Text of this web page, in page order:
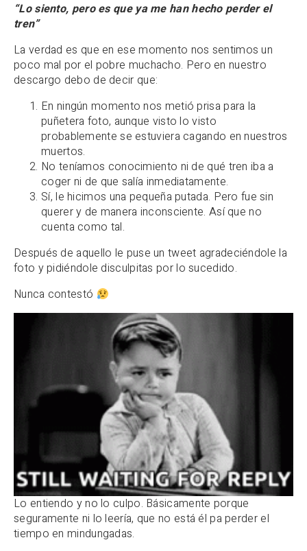
“Lo siento, pero es que ya me han hecho perder el
tren”
La verdad es que en ese momento nos sentimos un
poco mal por el pobre muchacho. Pero en nuestro
descargo debo de decir que:
En ningún momento nos metió prisa para la
puñetera foto, aunque visto lo visto
probablemente se estuviera cagando en nuestros
muertos.
No teníamos conocimiento ni de qué tren iba a
coger ni de que salía inmediatamente.
Sí, le hicimos una pequeña putada. Pero fue sin
querer y de manera inconsciente. Así que no
cuenta como tal.
Después de aquello le puse un tweet agradeciéndole la
foto y pidiéndole disculpitas por lo sucedido.
Nunca contestó
Lo entiendo y no lo culpo. Básicamente porque
seguramente ni lo leería, que no está él pa perder el
tiempo en mindungadas.